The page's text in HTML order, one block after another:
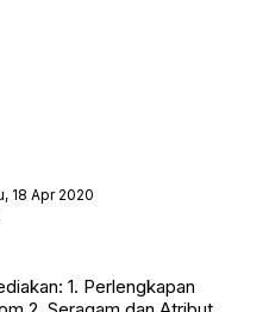
18 Apr 2020
1. Perlengkapan